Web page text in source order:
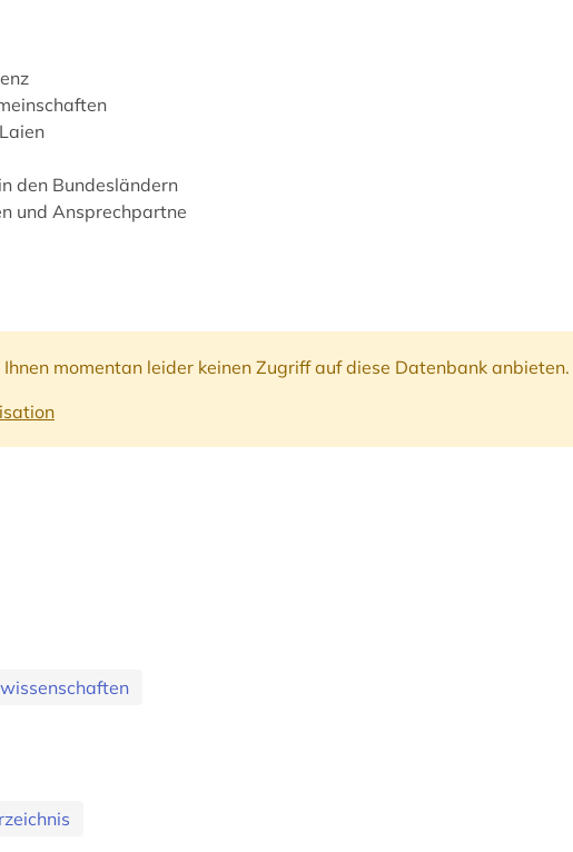
den Bundesländern
und Ansprechpartne
momentan leider keinen Zugriff auf diese Datenbank anbieten.